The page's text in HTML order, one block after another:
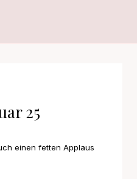
25
einen fetten Applaus